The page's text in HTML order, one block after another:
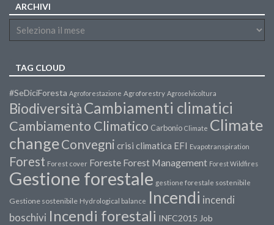
ARCHIVI
TAG CLOUD
#SeDiciForesta Agroforestazione Agroforestry Agroselvicoltura
BiodiversitàCambiamenti climatici
Cambiamento Climatico Carbonio Climate Climate
changeConvegni crisi climatica EFI Evapotranspiration
Forest Forest cover Foreste Forest Management Forest Wildfires
Gestione forestale gestione forestale sostenibile
Gestione sostenibile Hydrological balance Incendi incendi
boschivi Incendi forestali INFC2015 Job